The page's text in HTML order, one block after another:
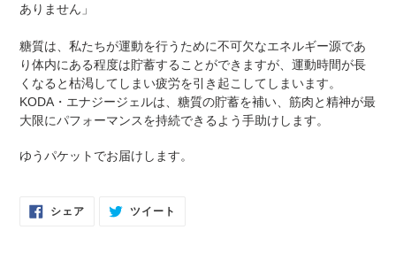
ありません」
糖質は、私たちが運動を行うために不可欠なエネルギー源であ
り体内にある程度は貯蓄することができますが、運動時間が長
くなると枯渇してしまい疲労を引き起こしてしまいます。
KODA・エナジージェルは、糖質の貯蓄を補い、筋肉と精神が最
大限にパフォーマンスを持続できるよう手助けします。
ゆうパケットでお届けします。
シェアFACEBOOKツイート